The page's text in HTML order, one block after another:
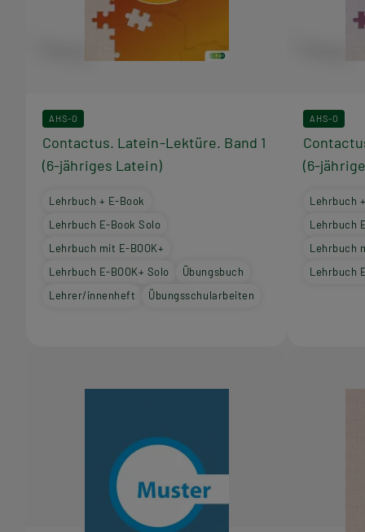
AHS-O
Contactus. Latein-Lektüre. Band 1
(6-jähriges Latein)
Lehrbuch + E-Book
Lehrbuch E-Book Solo
Lehrbuch mit E-BOOK+
Lehrbuch E-BOOK+ Solo
Übungsbuch
Lehrer/innenheft
Übungsschularbeiten
AHS-O
(6-
Lehrbuch
Lehrbuch
Lehrbuch
Lehrbuch